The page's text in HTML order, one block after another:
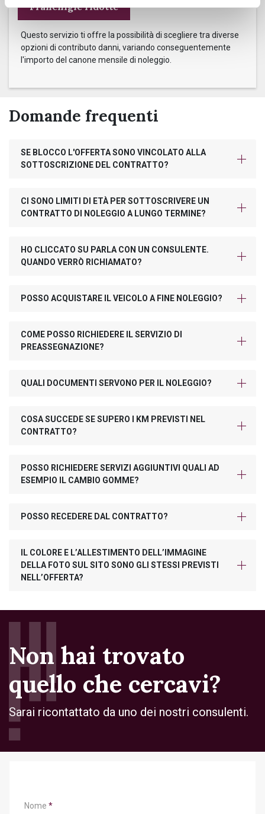
Franchigie ridotte
Questo servizio ti offre la possibilità di scegliere tra diverse
opzioni di contributo danni, variando conseguentemente
l'importo del canone mensile di noleggio.
Domande frequenti
SE BLOCCO L'OFFERTA SONO VINCOLATO ALLA
SOTTOSCRIZIONE DEL CONTRATTO?
CI SONO LIMITI DI ETÀ PER SOTTOSCRIVERE UN
CONTRATTO DI NOLEGGIO A LUNGO TERMINE?
HO CLICCATO SU PARLA CON UN CONSULENTE.
QUANDO VERRÒ RICHIAMATO?
POSSO ACQUISTARE IL VEICOLO A FINE NOLEGGIO?
COME POSSO RICHIEDERE IL SERVIZIO DI
PREASSEGNAZIONE?
QUALI DOCUMENTI SERVONO PER IL NOLEGGIO?
COSA SUCCEDE SE SUPERO I KM PREVISTI NEL
CONTRATTO?
POSSO RICHIEDERE SERVIZI AGGIUNTIVI QUALI AD
ESEMPIO IL CAMBIO GOMME?
POSSO RECEDERE DAL CONTRATTO?
IL COLORE E L’ALLESTIMENTO DELL’IMMAGINE
DELLA FOTO SUL SITO SONO GLI STESSI PREVISTI
NELL’OFFERTA?
Non hai trovato
quello che cercavi?
Sarai ricontattato da uno dei nostri consulenti.
Nome *